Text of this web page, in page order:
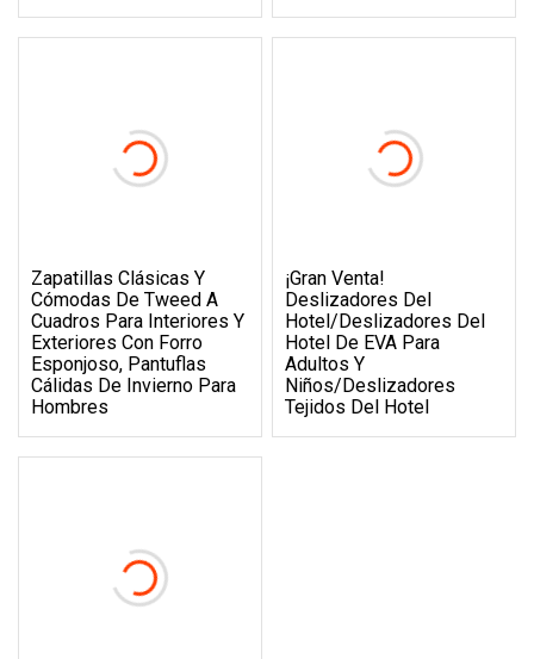
Zapatillas Clásicas Y
Cómodas De Tweed A
Cuadros Para Interiores Y
Exteriores Con Forro
Esponjoso, Pantuflas
Cálidas De Invierno Para
Hombres
¡Gran Venta!
Deslizadores Del
Hotel/deslizadores Del
Hotel De EVA Para
Adultos Y
Niños/deslizadores
Tejidos Del Hotel